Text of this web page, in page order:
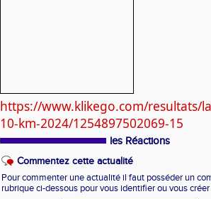
https://www.klikego.com/resultats/
10-km-2024/1254897502069-15
les Réactions
Commentez cette actualité
Pour commenter une actualité il faut posséder un
rubrique ci-dessous pour vous identifier ou vous